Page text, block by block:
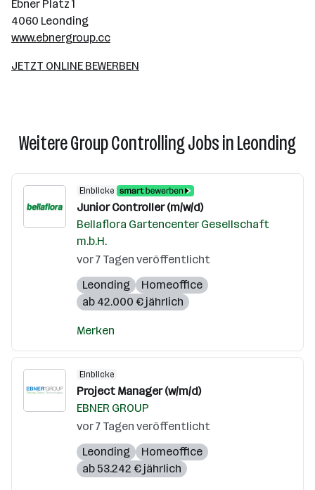
Ebner Platz 1
4060 Leonding
www.ebnergroup.cc
JETZT ONLINE BEWERBEN
Weitere Group Controlling Jobs in Leonding
Einblicke
Junior Controller (m/w/d)
Bellaflora Gartencenter Gesellschaft
m.b.H.
vor 7 Tagen veröffentlicht
Leonding
Homeoffice
ab 42.000 € jährlich
Merken
Einblicke
Project Manager (w/m/d)
EBNER GROUP
vor 7 Tagen veröffentlicht
Leonding
Homeoffice
ab 53.242 € jährlich